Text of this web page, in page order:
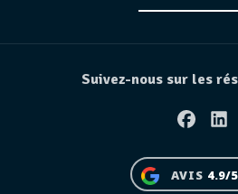
Suivez-nous sur les
Facebook
AVIS 4.9/5